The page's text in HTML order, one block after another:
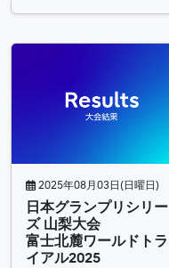
2025年08月03日(日曜日)
日本グランプリシリー
ズ 山梨大会
富士北麓ワールドトラ
イアル2025